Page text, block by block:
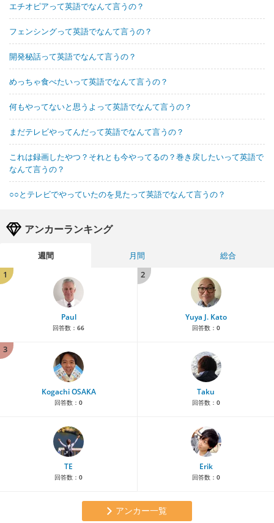
エチオピアって英語でなんて言うの？
フェンシングって英語でなんて言うの？
開発秘話って英語でなんて言うの？
めっちゃ食べたいって英語でなんて言うの？
何もやってないと思うよって英語でなんて言うの？
まだテレビやってんだって英語でなんて言うの？
これは録画したやつ？それとも今やってるの？巻き戻したいって英語で
なんて言うの？
○○とテレビでやっていたのを見たって英語でなんて言うの？
アンカーランキング
週間 月間
総合
1
Paul
回答数： 66
2
Yuya J. Kato
回答数： 0
3
Kogachi OSAKA
回答数： 0
Taku
回答数： 0
TE
回答数： 0
Erik
回答数： 0
アンカー一覧